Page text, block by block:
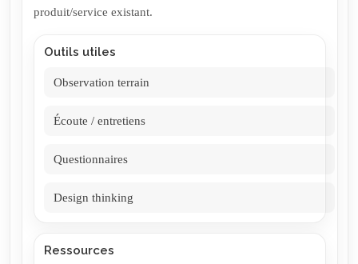
produit/service existant.
Outils utiles
Observation terrain
Écoute / entretiens
Questionnaires
Design thinking
Ressources